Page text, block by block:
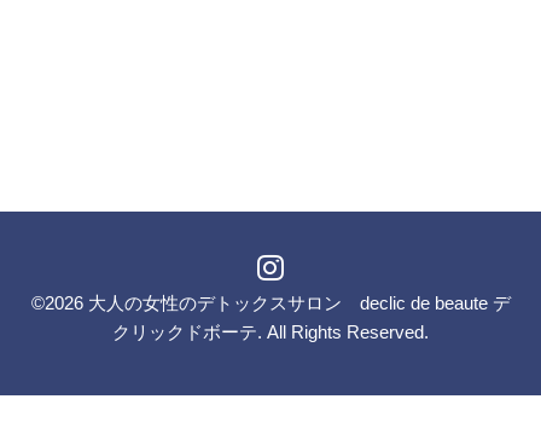
©2026 大人の女性のデトックスサロン declic de beaute デ
クリックドボーテ. All Rights Reserved.